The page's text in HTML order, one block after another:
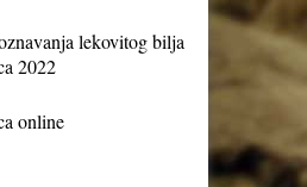
lekovitog bilja
2022
online